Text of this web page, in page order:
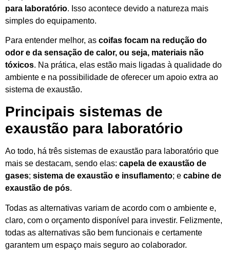
para laboratório. Isso acontece devido a natureza mais
simples do equipamento.
Para entender melhor, as coifas focam na redução do
odor e da sensação de calor, ou seja, materiais não
tóxicos. Na prática, elas estão mais ligadas à qualidade do
ambiente e na possibilidade de oferecer um apoio extra ao
sistema de exaustão.
Principais sistemas de
exaustão para laboratório
Ao todo, há três sistemas de exaustão para laboratório que
mais se destacam, sendo elas: capela de exaustão de
gases; sistema de exaustão e insuflamento; e cabine de
exaustão de pós.
Todas as alternativas variam de acordo com o ambiente e,
claro, com o orçamento disponível para investir. Felizmente,
todas as alternativas são bem funcionais e certamente
garantem um espaço mais seguro ao colaborador.